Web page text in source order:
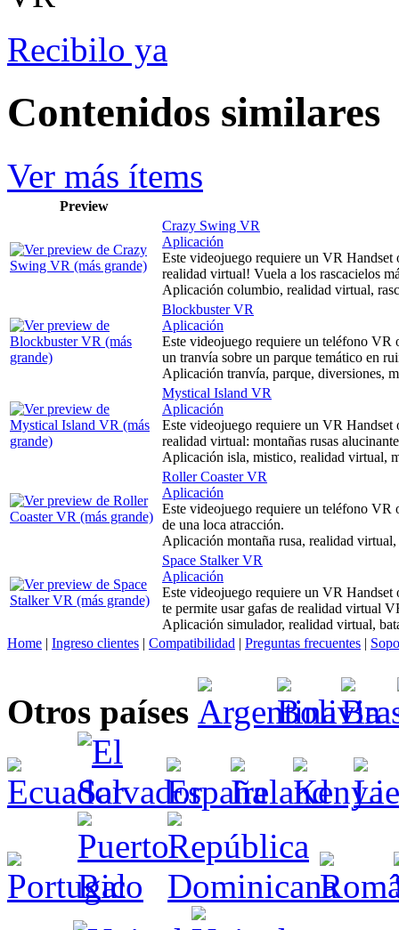
Recibilo ya
Contenidos similares
Ver más ítems
Preview
Crazy Swing VR
Aplicación
Este videojuego requiere un VR Handset
realidad virtual! Vuela a los rascacielos
Aplicación columbio, realidad virtual,
Blockbuster VR
Aplicación
Este videojuego requiere un teléfono VR
un tranvía sobre un parque temático en
Aplicación tranvía, parque, diversiones,
Mystical Island VR
Aplicación
Este videojuego requiere un VR
realidad virtual: montañas rusas
Aplicación isla, mistico, realidad virtual,
Roller Coaster VR
Aplicación
Este videojuego requiere un teléfono
de una loca atracción.
Aplicación montaña rusa, realidad virtual,
Space Stalker VR
Aplicación
Este videojuego requiere un VR
te permite usar gafas de realidad virtual
Aplicación simulador, realidad virtual,
Home | Ingreso clientes | Compatibilidad | Preguntas frecuentes |
Otros países